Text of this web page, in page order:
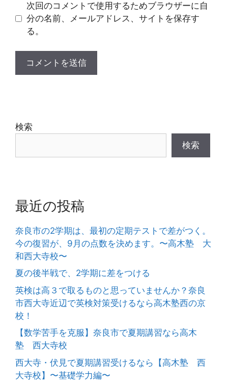
次回のコメントで使用するためブラウザーに自
分の名前、メールアドレス、サイトを保存す
る。
検索
検索
最近の投稿
奈良市の2学期は、最初の定期テストで差がつく。
今の復習が、9月の点数を決めます。〜高木塾 大
和西大寺校〜
夏の後半戦で、2学期に差をつける
英検は高３で取るものと思っていませんか？奈良
市西大寺近辺で英検対策受けるなら高木塾西の京
校！
【数学苦手を克服】奈良市で夏期講習なら高木
塾 西大寺校
西大寺・伏見で夏期講習受けるなら【高木塾 西
大寺校】〜基礎学力編〜